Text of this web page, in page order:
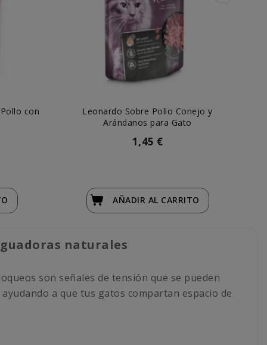
con
Leonardo Sobre Pollo Conejo y
Arándanos para Gato
1,45 €
AÑADIR AL CARRITO
naturales
son señales de tensión que se pueden
a que tus gatos compartan espacio de